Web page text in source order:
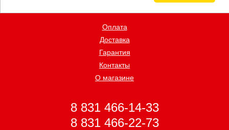
Оплата
Доставка
Гарантия
Контакты
О магазине
8 831 466-14-33
8 831 466-22-73